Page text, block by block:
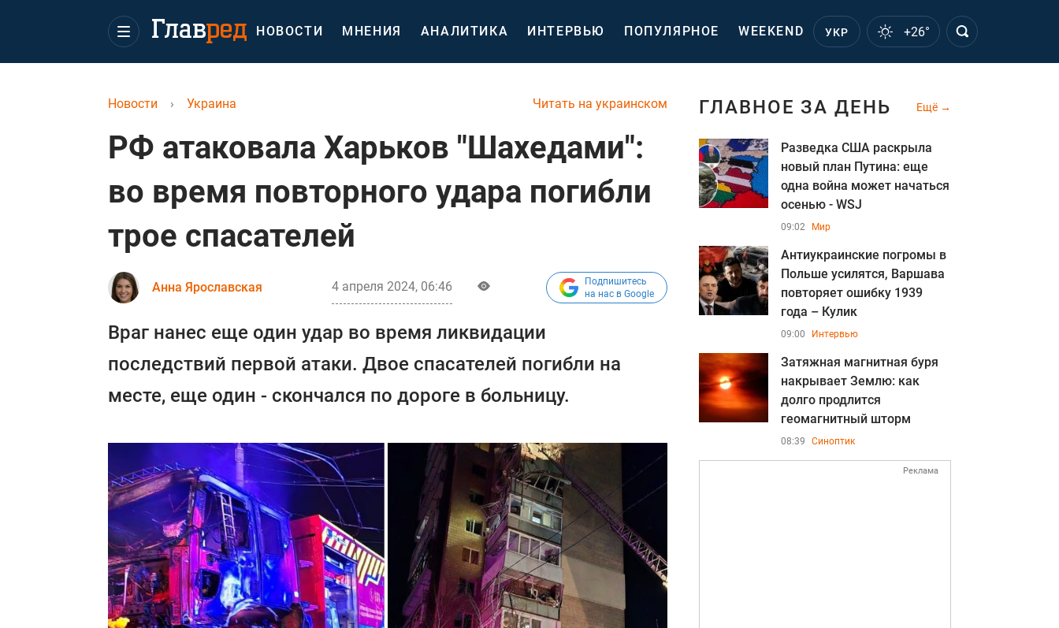
НОВОСТИ МНЕНИЯ АНАЛИТИКА ИНТЕРВЬЮ ПОПУЛЯРНОЕ WEEKEND УКР +26°
Читать на украинском
Новости › Украина
РФ атаковала Харьков "Шахедами":
во время повторного удара погибли
трое спасателей
Анна Ярославская 4 апреля 2024, 06:46
Подпишитесь
на нас в Google
Враг нанес еще один удар во время ликвидации
последствий первой атаки. Двое спасателей погибли на
месте, еще один - скончался по дороге в больницу.
ГЛАВНОЕ ЗА ДЕНЬ Ещё
Разведка США раскрыла
новый план Путина: еще
одна война может начаться
осенью - WSJ
09:02 Мир
Антиукраинские погромы в
Польше усилятся, Варшава
повторяет ошибку 1939
года – Кулик
09:00 Интервью
Затяжная магнитная буря
накрывает Землю: как
долго продлится
геомагнитный шторм
08:39 Синоптик
Реклама